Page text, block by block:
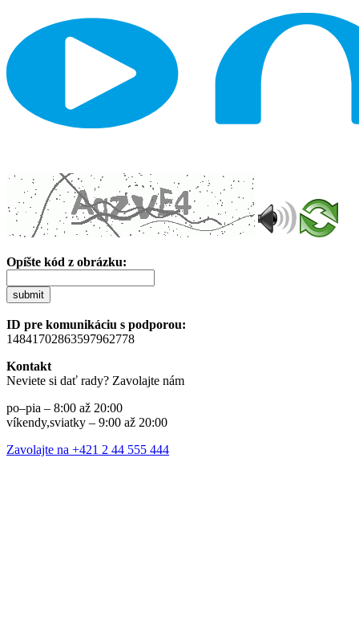
Opíšte kód z obrázku:
submit
ID pre komunikáciu s podporou:
14841702863597962778
Kontakt
Neviete si dať rady? Zavolajte nám
po–pia – 8:00 až 20:00
víkendy,sviatky – 9:00 až 20:00
Zavolajte na +421 2 44 555 444